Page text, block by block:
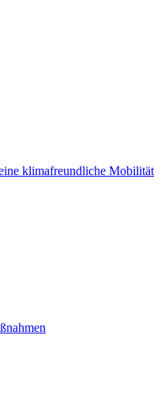
klimafreundliche Mobilität